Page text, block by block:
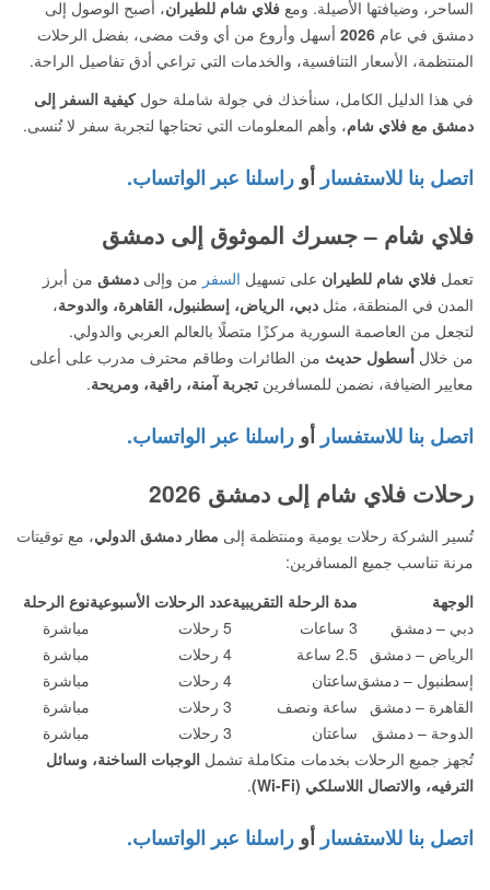
الساحر، وضيافتها الأصيلة. ومع فلاي شام للطيران، أصبح الوصول إلى
دمشق في عام 2026 أسهل وأروع من أي وقت مضى، بفضل الرحلات
المنتظمة، الأسعار التنافسية، والخدمات التي تراعي أدق تفاصيل الراحة.
في هذا الدليل الكامل، سنأخذك في جولة شاملة حولكيفية السفر إلى
دمشق مع فلاي شام، وأهم المعلومات التي تحتاجها لتجربة سفر لا تُنسى.
اتصل بنا للاستفسار أو راسلنا عبر الواتساب.
فلاي شام – جسرك الموثوق إلى دمشق
تعمل فلاي شام للطيران على تسهيل السفر من وإلى دمشق من أبرز
المدن في المنطقة، مثل دبي، الرياض، إسطنبول، القاهرة، والدوحة،
لتجعل من العاصمة السورية مركزًا متصلًا بالعالم العربي والدولي.
من خلال أسطول حديث من الطائرات وطاقم محترف مدرب على أعلى
معايير الضيافة، نضمن للمسافرين تجربة آمنة، راقية، ومريحة.
اتصل بنا للاستفسار أو راسلنا عبر الواتساب.
رحلات فلاي شام إلى دمشق 2026
تُسير الشركة رحلات يومية ومنتظمة إلى مطار دمشق الدولي، مع توقيتات
مرنة تناسب جميع المسافرين:
الوجهة
مدة الرحلة التقريبيةعدد الرحلات الأسبوعيةنوع الرحلة
دبي – دمشق
3 ساعات 5 رحلات
مباشرة
الرياض – دمشق
2.5 ساعة 4 رحلات
مباشرة
إسطنبول – دمشقساعتان 4 رحلات
مباشرة
القاهرة – دمشق
ساعة ونصف 3 رحلات
مباشرة
الدوحة – دمشق
ساعتان 3 رحلات
مباشرة
تُجهز جميع الرحلات بخدمات متكاملة تشمل الوجبات الساخنة، وسائل
الترفيه، والاتصال اللاسلكي (Wi-Fi)
.
اتصل بنا للاستفسار أو راسلنا عبر الواتساب.